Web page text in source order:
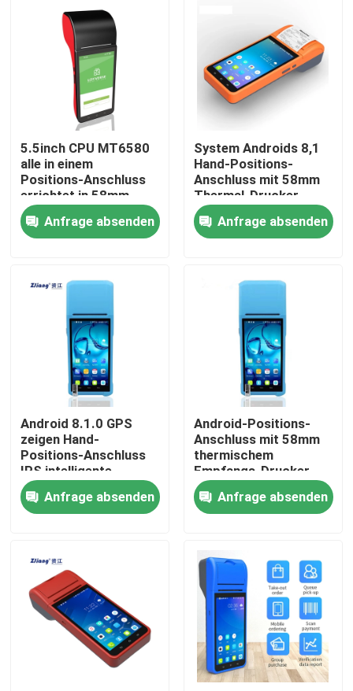
Nach Hause
Über uns
Kontakte
Produkte
Thermal-Drucker Position
58mm Empfangsdrucker
58mm tragbarer mini Thermal-Drucker
80 mm tragbarer Mini-Thermodrucker
Thermal-Drucker Bluetooths 58mm
5.5inch CPU MT6580
alle in einem
Positions-Anschluss
errichtet in 58mm
Drucker
Anfrage absenden
System Androids 8,1
Hand-Positions-
Anschluss mit 58mm
Thermal-Drucker
Anfrage absenden
Android 8.1.0 GPS
zeigen Hand-
Positions-Anschluss
IPS intelligente
Maschine an
Anfrage absenden
Android-Positions-
Anschluss mit 58mm
thermischem
Empfangs-Drucker
For Payment
Anfrage absenden